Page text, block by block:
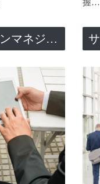
サプライチェーンマネジメント
握…